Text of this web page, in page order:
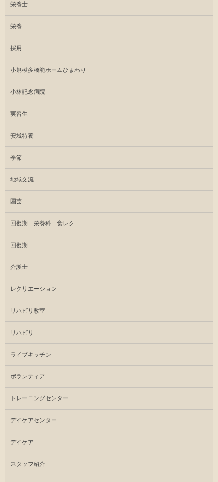
栄養士
栄養
採用
小規模多機能ホームひまわり
小林記念病院
実習生
安城特養
季節
地域交流
園芸
回復期 栄養科 食レク
回復期
介護士
レクリエーション
リハビリ教室
リハビリ
ライブキッチン
ボランティア
トレーニングセンター
デイケアセンター
デイケア
スタッフ紹介